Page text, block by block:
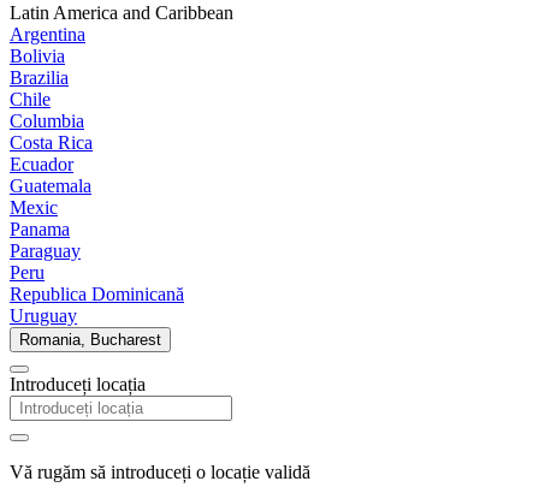
Latin America and Caribbean
Argentina
Bolivia
Brazilia
Chile
Columbia
Costa Rica
Ecuador
Guatemala
Mexic
Panama
Paraguay
Peru
Republica Dominicană
Uruguay
Romania, Bucharest
Introduceți locația
Vă rugăm să introduceți o locație validă